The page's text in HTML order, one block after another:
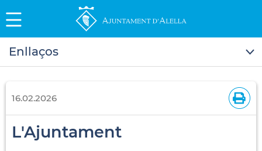
Enllaços
16.02.2026
L'Ajuntament